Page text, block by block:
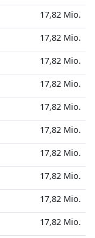
17,82 Mio.
17,82 Mio.
17,82 Mio.
17,82 Mio.
17,82 Mio.
17,82 Mio.
17,82 Mio.
17,82 Mio.
17,82 Mio.
17,82 Mio.